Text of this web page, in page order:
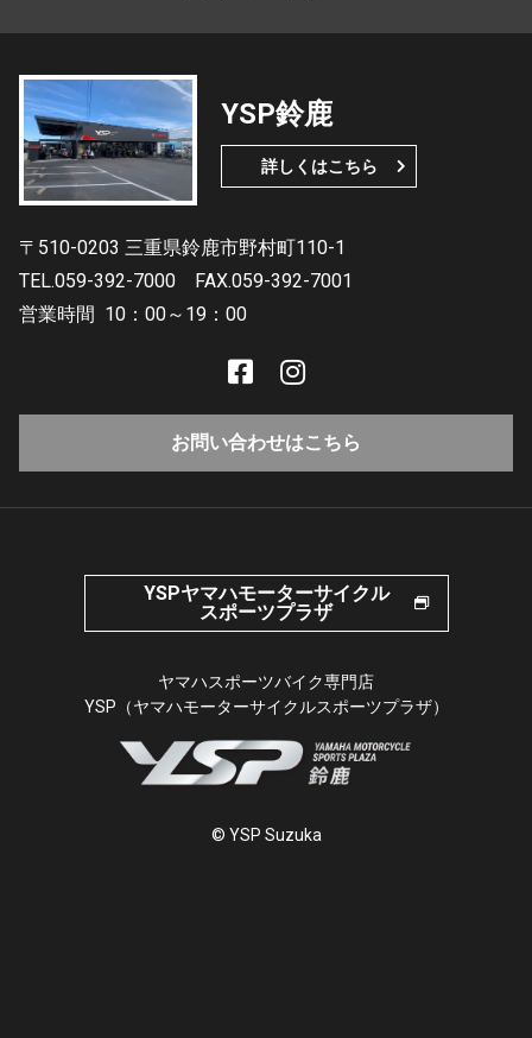
YSP鈴鹿
詳しくはこちら
〒510-0203 三重県鈴鹿市野村町110-1
TEL.059-392-7000
FAX.059-392-7001
営業時間 10：00～19：00
お問い合わせはこちら
YSPヤマハモーターサイクル
スポーツプラザ
ヤマハスポーツバイク専門店
YSP（ヤマハモーターサイクルスポーツプラザ）
© YSP Suzuka